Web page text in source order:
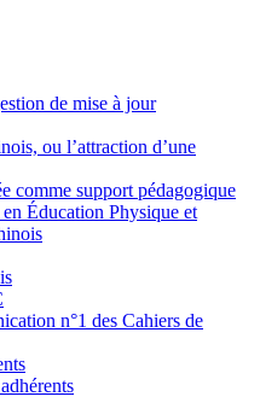
de mise à jour
ou l’attraction d’une
comme support pédagogique
Éducation Physique et
n°1 des Cahiers de